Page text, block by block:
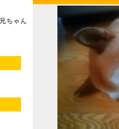
ちゃん